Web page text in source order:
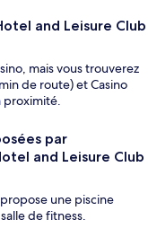
and Leisure Club
mais vous trouverez
de route) et Casino
proximité.
par
and Leisure Club
une piscine
de fitness.